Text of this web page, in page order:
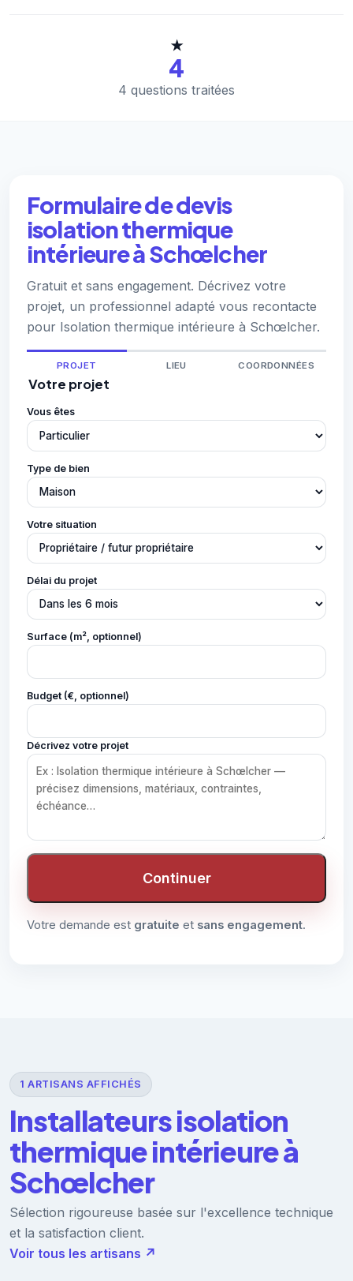
★
4
4 questions traitées
Formulaire de devis
isolation thermique
intérieure à Schœlcher
Gratuit et sans engagement. Décrivez votre
projet, un professionnel adapté vous recontacte
pour Isolation thermique intérieure à Schœlcher.
PROJET LIEU COORDONNÉES
Votre projet
Vous êtes
Type de bien
Votre situation
Délai du projet
Surface (m², optionnel)
Budget (€, optionnel)
Décrivez votre projet
Continuer
Votre demande est gratuite et sans engagement.
1 ARTISANS AFFICHÉS
Installateurs isolation
thermique intérieure à
Schœlcher
Sélection rigoureuse basée sur l'excellence technique
et la satisfaction client.
Voir tous les artisans ↗